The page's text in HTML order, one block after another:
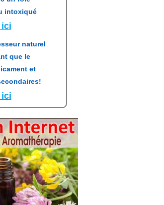
intoxiqué
ici
naturel
que le
et
ici